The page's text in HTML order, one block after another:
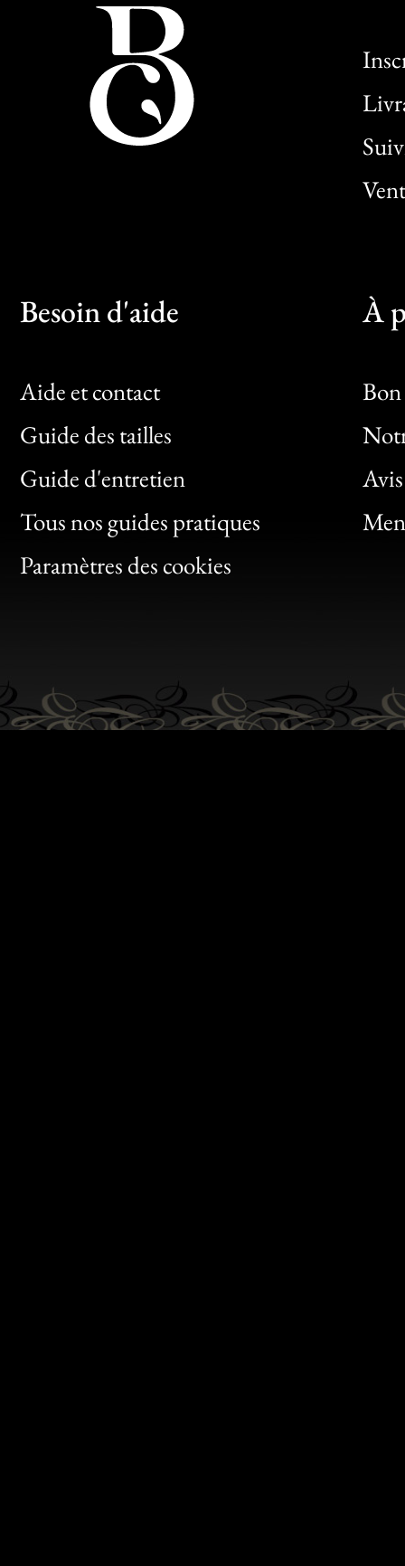
Besoin d'aide
Aide et contact
Guide des tailles
Guide d'entretien
Tous nos guides pratiques
Paramètres des cookies
À
Bon
Clic